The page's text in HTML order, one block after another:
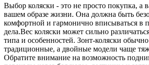
Выбор коляски - это не просто покупка, а
вашем образе жизни. Она должна быть
комфортной и гармонично вписываться в
дела.Вес коляски может сильно
типа и особенностей. Зонт-коляски
традиционные, а двойные модели чаще
Обратите внимание на возможность